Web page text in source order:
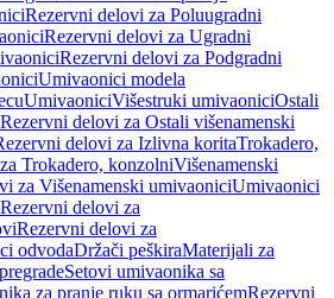
Rezervni delovi za Poluugradni
Rezervni delovi za Ugradni
Rezervni delovi za Podgradni
Umivaonici modela
UmivaoniciVišestruki umivaoniciOstali
Rezervni delovi za Ostali višenamenski
delovi za Izlivna koritaTrokadero,
Trokadero, konzolniVišenamenski
za Višenamenski umivaoniciUmivaonici
Rezervni delovi za
Rezervni delovi za
odvodaDržači peškiraMaterijali za
Setovi umivaonika sa
za pranje ruku sa ormarićemRezervni